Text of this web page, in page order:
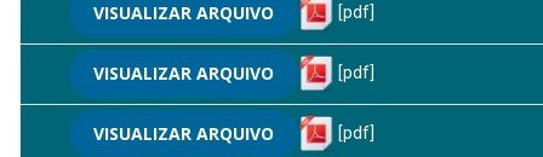
VISUALIZAR ARQUIVO [pdf]
VISUALIZAR ARQUIVO [pdf]
VISUALIZAR ARQUIVO [pdf]